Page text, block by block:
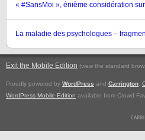
« #SansMoi », énième considération
La maladie des psychologues –
Exit the Mobile Edition (view the standard
Proudly powered by WordPress and Carrington
WordPress Mobile Edition available from Crowd